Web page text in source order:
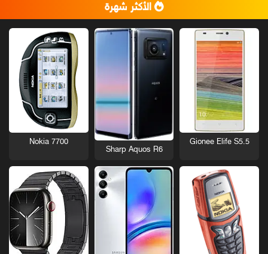
الأكثر شهرة
Gionee Elife S5.5
Sharp Aquos R6
Nokia 7700